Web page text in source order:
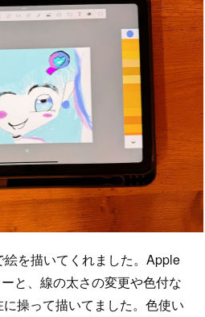
を描いてくれました。Apple
と、線の太さの変更や色付な
操って描いてました。色使い